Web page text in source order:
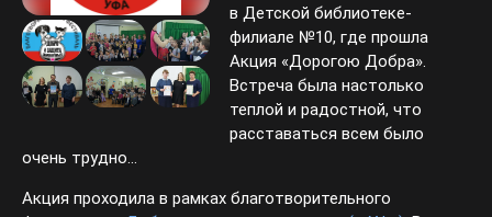
в Детской библиотеке-
филиале №10, где прошла
Акция «Дорогою Добра».
Встреча была настолько
теплой и радостной, что
расставаться всем было
очень трудно...
Акция проходила в рамках благотворительного